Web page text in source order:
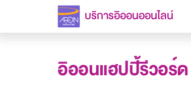
บริการอิออนออนไลน์
อิออนแฮปปี้รีวอร์ด